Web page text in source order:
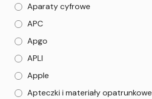
Aparaty cyfrowe
APC
Apgo
APLI
Apple
Apteczki i materiały opatrunkowe